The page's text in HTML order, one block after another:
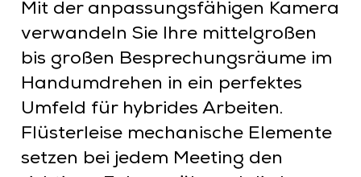
Mit der anpassungsfähigen Kamera
verwandeln Sie Ihre mittelgroßen
bis großen Besprechungsräume im
Handumdrehen in ein perfektes
Umfeld für hybrides Arbeiten.
Flüsterleise mechanische Elemente
setzen bei jedem Meeting den